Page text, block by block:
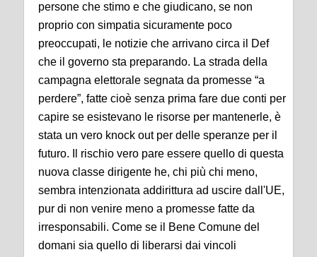
persone che stimo e che giudicano, se non
proprio con simpatia sicuramente poco
preoccupati, le notizie che arrivano circa il Def
che il governo sta preparando. La strada della
campagna elettorale segnata da promesse “a
perdere”, fatte cioè senza prima fare due conti per
capire se esistevano le risorse per mantenerle, è
stata un vero knock out per delle speranze per il
futuro. Il rischio vero pare essere quello di questa
nuova classe dirigente he, chi più chi meno,
sembra intenzionata addirittura ad uscire dall'UE,
pur di non venire meno a promesse fatte da
irresponsabili. Come se il Bene Comune del
domani sia quello di liberarsi dai vincoli